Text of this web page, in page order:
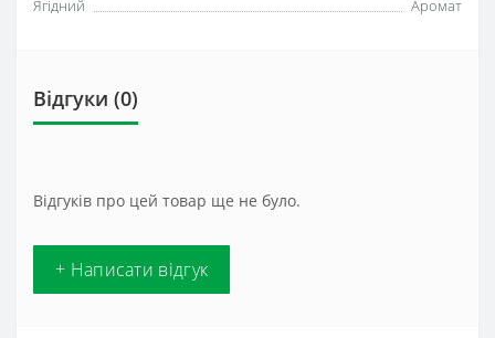
Ягідний
Аромат
Відгуки (0)
Відгуків про цей товар ще не було.
+ Написати відгук